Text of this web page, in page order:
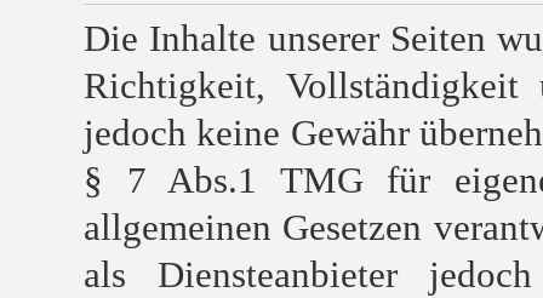
Die Inhalte unserer Seiten
Richtigkeit,
jedoch keine Gewähr
§ 7 Abs.1 TMG für
allgemeinen Gesetzen
als Diensteanbieter